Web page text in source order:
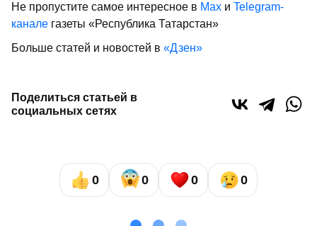
Не пропустите самое интересное в Max и Telegram-
канале газеты «Республика Татарстан»
Больше статей и новостей в «Дзен»
Поделиться статьей в
социальных сетях
0 0 0 0